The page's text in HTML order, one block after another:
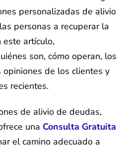
personalizadas de alivio
personas a recuperar la
artículo,
son, cómo operan, los
de los clientes y
recientes.
de alivio de deudas,
una Consulta Gratuita
el camino adecuado a